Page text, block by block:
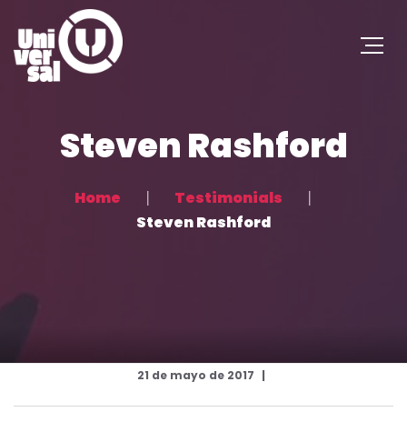
Steven Rashford
Home
Testimonials
Steven Rashford
21 de mayo de 2017